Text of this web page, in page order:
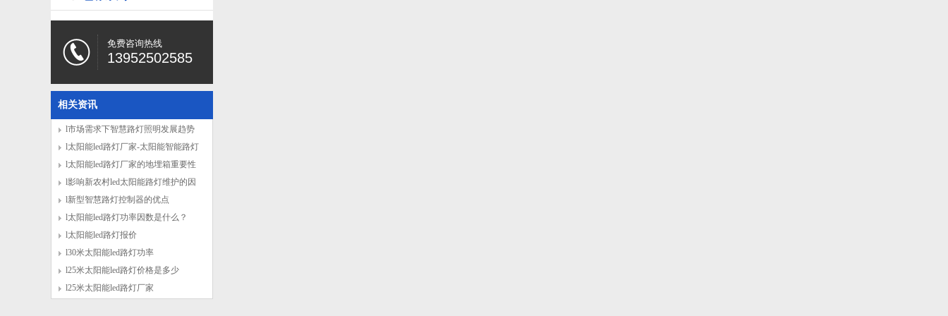
免费咨询热线
13952502585
相关资讯
l市场需求下智慧路灯照明发展趋势
l太阳能led路灯厂家-太阳能智能路灯
施工安装注意
l太阳能led路灯厂家的地埋箱重要性
体现在哪里
l影响新农村led太阳能路灯维护的因
素有哪些
l新型智慧路灯控制器的优点
l太阳能led路灯功率因数是什么？
l太阳能led路灯报价
l30米太阳能led路灯功率
l25米太阳能led路灯价格是多少
l25米太阳能led路灯厂家